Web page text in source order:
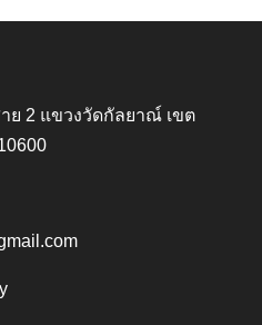
ย 2 แขวงวัดกัลยาณ์ เขต